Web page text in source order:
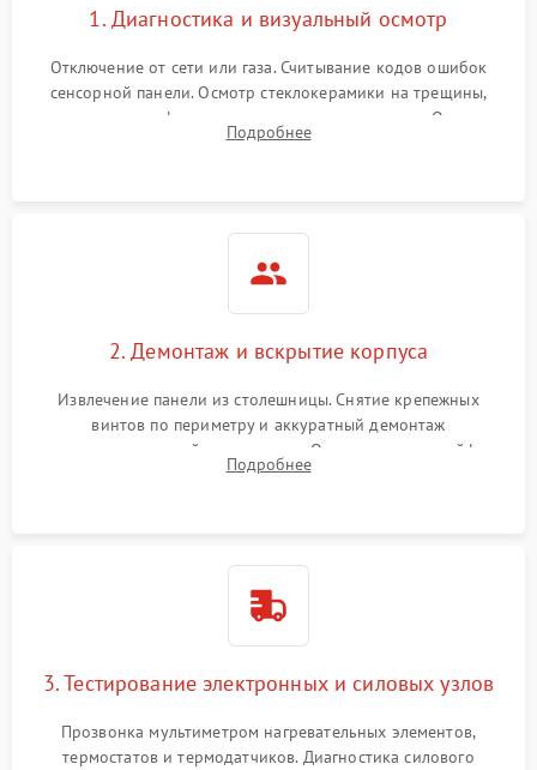
1. Диагностика и визуальный осмотр
Отключение от сети или газа. Считывание кодов ошибок
сенсорной панели. Осмотр стеклокерамики на трещины,
проверка конфорок на равномерность нагрева. Опрос
клиента о симптомах (не включается, не видит посуду,
Подробнее
2. Демонтаж и вскрытие корпуса
Извлечение панели из столешницы. Снятие крепежных
винтов по периметру и аккуратный демонтаж
стеклокерамической поверхности. Отсоединение шлейфов
сенсорного блока для доступа к силовым платам, катушкам
Подробнее
3. Тестирование электронных и силовых узлов
Прозвонка мультиметром нагревательных элементов,
термостатов и термодатчиков. Диагностика силового